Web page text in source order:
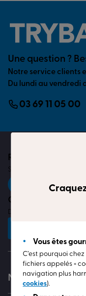
Une question ?
Notre service clients
Du lundi au vendredi
03 69 11 05 00
Réseaux sociaux
Suivez-nous sur les
Catalogues produits
Disponibles gratuitement
Nos gammes
Vous êtes
C’est pourquoi
fichiers appelés «
navigation plus
cookies).